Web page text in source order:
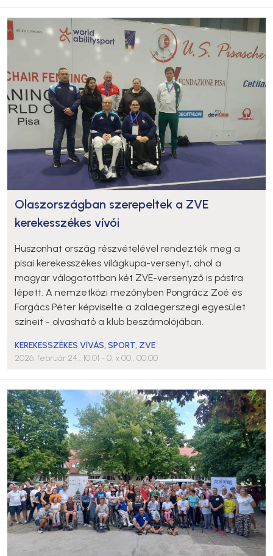
Olaszországban szerepeltek a ZVE
kerekesszékes vívói
Huszonhat ország részvételével rendezték meg a
pisai kerekesszékes világkupa-versenyt, ahol a
magyar válogatottban két ZVE-versenyző is pástra
lépett. A nemzetközi mezőnyben Pongrácz Zoé és
Forgács Péter képviselte a zalaegerszegi egyesület
színeit - olvasható a klub beszámolójában.
KEREKESSZÉKES VÍVÁS,SPORT, ZVE
2026. február 24., 10:01 - 0. x 00., 00:00